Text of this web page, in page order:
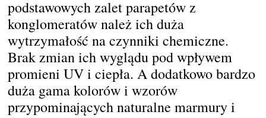
podstawowych zalet parapetów z
konglomeratów należ ich duża
wytrzymałość na czynniki chemiczne.
Brak zmian ich wyglądu pod wpływem
promieni UV i ciepła. A dodatkowo bardzo
duża gama kolorów i wzorów
przypominających naturalne marmury i